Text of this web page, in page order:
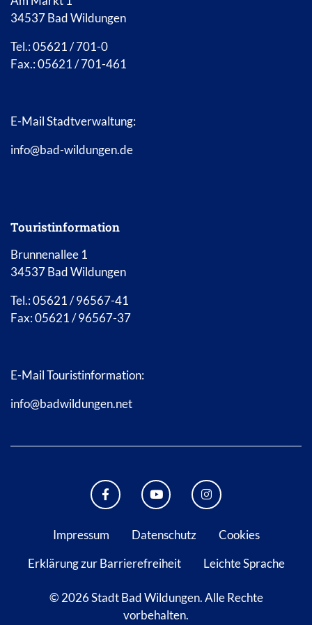
34537 Bad Wildungen
Tel.: 05621 / 701-0
Fax.: 05621 / 701-461
E-Mail Stadtverwaltung:
info@bad-wildungen.de
Touristinformation
Brunnenallee 1
34537 Bad Wildungen
Tel.: 05621 / 96567-41
Fax: 05621 / 96567-37
E-Mail Touristinformation:
info@badwildungen.net
FACEBOOK BAD WILDUNGEN
YOUTUBE KANAL STADT
INSTAGRAM
Impressum Datenschutz
Cookies
Erklärung zur Barrierefreiheit
Leichte Sprache
© 2026 Stadt Bad Wildungen.Alle Rechte
vorbehalten.